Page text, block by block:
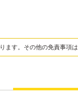
ます。その他の免責事項は